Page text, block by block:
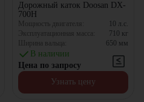
Дорожный каток Doosan DX-
700H
Мощность двигателя: 10 л.с.
Эксплуатационная масса:
710 кг
Ширина вальца:
650 мм
В наличии
Цена по запросу
Узнать цену